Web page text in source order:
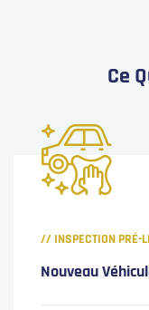
Ce
// INSPECTION PRÉ-
Nouveau